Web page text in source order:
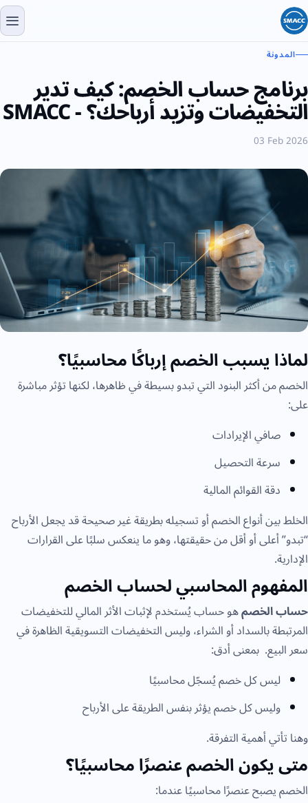
المدونة
برنامج حساب الخصم: كيف تدير
التخفيضات وتزيد أرباحك؟ - SMACC
03 Feb 2026
لماذا يسبب الخصم إرباكًا محاسبيًا؟
الخصم من أكثر البنود التي تبدو بسيطة في ظاهرها، لكنها تؤثر مباشرة
على:
صافي الإيرادات
سرعة التحصيل
دقة القوائم المالية
الخلط بين أنواع الخصم أو تسجيله بطريقة غير صحيحة قد يجعل الأرباح
“تبدو” أعلى أو أقل من حقيقتها، وهو ما ينعكس سلبًا على القرارات
الإدارية.
المفهوم المحاسبي لحساب الخصم
حساب الخصمهو حساب يُستخدم لإثبات الأثر المالي للتخفيضات
المرتبطة بالسداد أو الشراء، وليس التخفيضات التسويقية الظاهرة في
سعر البيع. بمعنى أدق:
ليس كل خصم يُسجّل محاسبيًا
وليس كل خصم يؤثر بنفس الطريقة على الأرباح
وهنا تأتي أهمية التفرقة.
متى يكون الخصم عنصرًا محاسبيًا؟
الخصم يصبح عنصرًا محاسبيًا عندما: